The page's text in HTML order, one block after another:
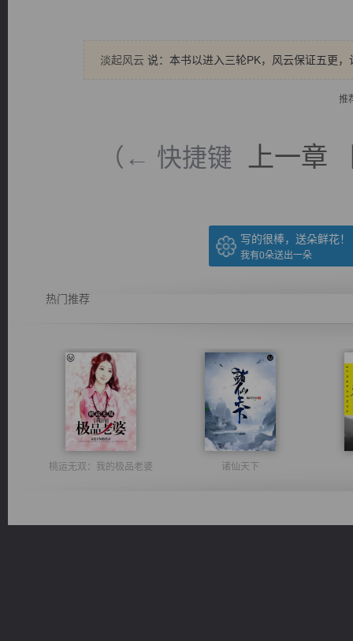
淡起风云 说：本书以进入三轮PK，风云保证五更
推
（← 快捷键 上一章
写的很棒，送朵鲜花！
我有0朵送出一朵
热门推荐
桃运无双：我的极品老婆 诸仙天下